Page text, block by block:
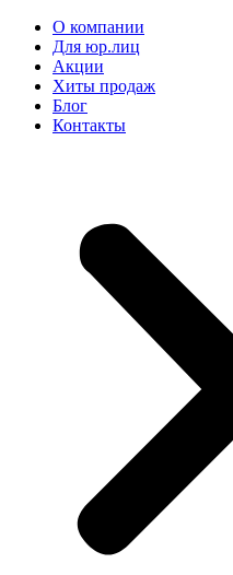
О компании
Для юр.лиц
Акции
Хиты продаж
Блог
Контакты